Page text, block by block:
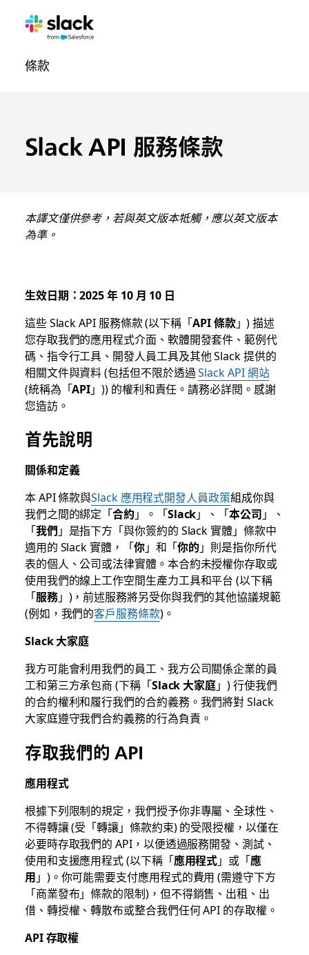
Slack API 服務條款
其
條款頁
本譯文僅供參考，若與英文版本牴觸，應以英文版本
為準。
生效日期：2025 年 10 月 10 日
這些 Slack API 服務條款 (以下稱「API 條款」) 描述
您存取我們的應用程式介面、軟體開發套件、範例代
碼、指令行工具、開發人員工具及其他 Slack 提供的
相關文件與資料 (包括但不限於透過Slack API 網站
(統稱為「API」)) 的權利和責任。請務必詳閱。感謝
您造訪。
首先說明
關係和定義
本 API 條款與Slack 應用程式開發人員政策組成你與
我們之間的綁定「合約 」。「Slack」、「本公司 」、
「我們 」是指下方「與你簽約的 Slack 實體」條款中
適用的 Slack 實體，「你」和「你的 」則是指你所代
表的個人、公司或法律實體。本合約未授權你存取或
使用我們的線上工作空間生產力工具和平台 (以下稱
「服務」)，前述服務將另受你與我們的其他協議規範
(例如，我們的客戶服務條款)。
Slack 大家庭
我方可能會利用我們的員工、我方公司關係企業的員
工和第三方承包商 (下稱「Slack 大家庭」) 行使我們
的合約權利和履行我們的合約義務。我們將對 Slack
大家庭遵守我們合約義務的行為負責。
存取我們的 API
應用程式
根據下列限制的規定，我們授予你非專屬、全球性、
不得轉讓 (受「轉讓」條款約束) 的受限授權，以僅在
必要時存取我們的 API，以便透過服務開發、測試、
使用和支援應用程式 (以下稱「應用程式」或「應
用 」)。你可能需要支付應用程式的費用 (需遵守下方
「商業發布」條款的限制)，但不得銷售、出租、出
借、轉授權、轉散布或整合我們任何 API 的存取權。
API 存取權